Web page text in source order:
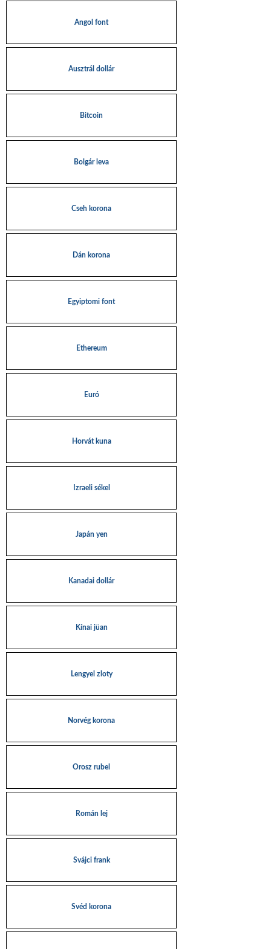
Angol font
Ausztrál dollár
Bitcoin
Bolgár leva
Cseh korona
Dán korona
Egyiptomi font
Ethereum
Euró
Horvát kuna
Izraeli sékel
Japán yen
Kanadai dollár
Kínai jüan
Lengyel zloty
Norvég korona
Orosz rubel
Román lej
Svájci frank
Svéd korona